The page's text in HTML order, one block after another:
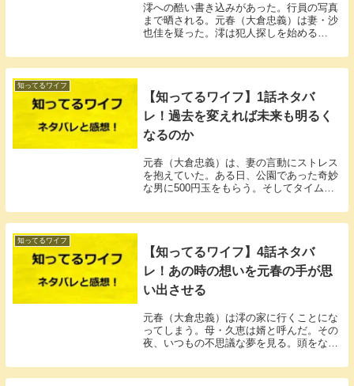
澪への酷い書き込みがあった。行員の写真
まで晒される。元春（大倉忠義）は妻・沙
也佳を疑った。澪は犯人探しを始める
知ってるワイフ
【知ってるワイフ】1話ネタバ
レ！過去を変えれば未来も明るく
なるのか
元春（大倉忠義）は、妻の言動にストレス
を抱えていた。ある日、公園であった奇妙
な男に500円玉をもらう。そしてタイムス
知ってるワイフ
【知ってるワイフ】4話ネタバ
レ！あの時の想いを元春の手が思
い出させる
元春（大倉忠義）は澪の家に行くことにな
ってしまう。母・久恵は婿と呼んだ。その
夜、いつもの不思議な夢を見る。頭をなで